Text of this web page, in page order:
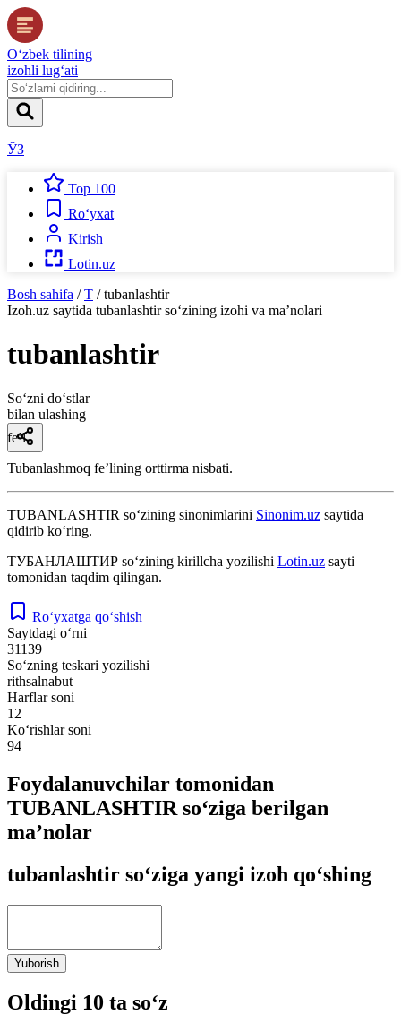
O‘zbek tilining
izohli lug‘ati
ЎЗ
Top 100
Ro‘yxat
Kirish
Lotin.uz
Bosh sahifa / T / tubanlashtir
Izoh.uz saytida tubanlashtirso‘zining izohi va ma’nolari
tubanlashtir
So‘zni do‘stlar
bilan ulashing
fe’l
Tubanlashmoq feʼlining orttirma nisbati.
TUBANLASHTIR so‘zining sinonimlarini Sinonim.uz saytida
qidirib ko‘ring.
ТУБАНЛАШТИР so‘zining kirillcha yozilishi Lotin.uz sayti
tomonidan taqdim qilingan.
Ro‘yxatga qo‘shish
Saytdagi o‘rni
31139
So‘zning teskari yozilishi
rithsalnabut
Harflar soni
12
Ko‘rishlar soni
94
Foydalanuvchilar tomonidan
TUBANLASHTIR so‘ziga berilgan
ma’nolar
tubanlashtir so‘ziga yangi izoh qo‘shing
Yuborish
Oldingi 10 ta so‘z